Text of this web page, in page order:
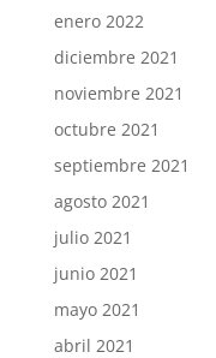
enero 2022
diciembre 2021
noviembre 2021
octubre 2021
septiembre 2021
agosto 2021
julio 2021
junio 2021
mayo 2021
abril 2021